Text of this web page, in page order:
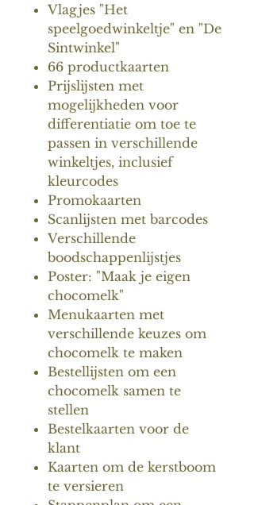
Vlagjes "Het
speelgoedwinkeltje" en "De
Sintwinkel"
66 productkaarten
Prijslijsten met
mogelijkheden voor
differentiatie om toe te
passen in verschillende
winkeltjes, inclusief
kleurcodes
Promokaarten
Scanlijsten met barcodes
Verschillende
boodschappenlijstjes
Poster: "Maak je eigen
chocomelk"
Menukaarten met
verschillende keuzes om
chocomelk te maken
Bestellijsten om een
chocomelk samen te
stellen
Bestelkaarten voor de
klant
Kaarten om de kerstboom
te versieren